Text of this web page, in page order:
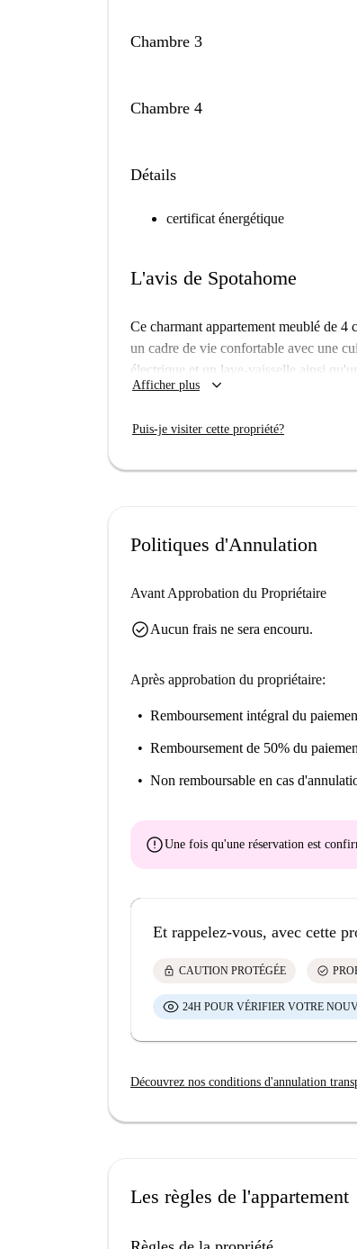
Chambre 3
Chambre 4
Détails
certificat énergétique
L'avis de Spotahome
Ce charmant appartement meublé de 4
un cadre de vie confortable avec une
électrique et un lave-vaisselle ainsi
marché de Covirán et le centre culturel
Afficher plus keyboard_arrow_down
Puis-je visiter cette propriété?
Politiques d'Annulation
Avant Approbation du Propriétaire
check_circleAucun frais ne sera encouru.
Après approbation du propriétaire:
Remboursement intégral du
Remboursement de 50% du
Non remboursable en cas
errorUne fois qu'une réservation est
Et rappelez-vous, avec cette
lock CAUTION PROTÉGÉE check_circle
24H POUR VÉRIFIER VOTRE
Découvrez nos conditions d'annulation
Les règles de l'appartement